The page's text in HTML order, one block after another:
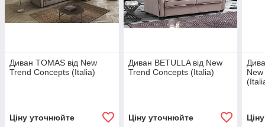
Диван TOMAS від New
Trend Concepts (Italia)
Ціну уточнюйте
Диван BETULLA від New
Trend Concepts (Italia)
Ціну уточнюйте